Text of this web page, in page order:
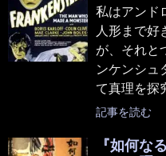
私はアンド
人形まで好
が、それと
ンケンシュ
て真理を探
記事を読む
『如何